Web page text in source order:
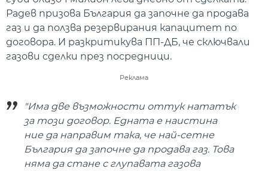
Радев призова България да започне да продава
газ и да ползва резервирания капацитет по
договора. И разкритикува ПП-ДБ, че сключвали
газови сделки през посредници.
Реклама
"Има две възможности оттук нататък
за този договор. Едната е наистина
ние да направим така, че най-сетне
България да започне да продава газ. Това
няма да стане с глупавата газова